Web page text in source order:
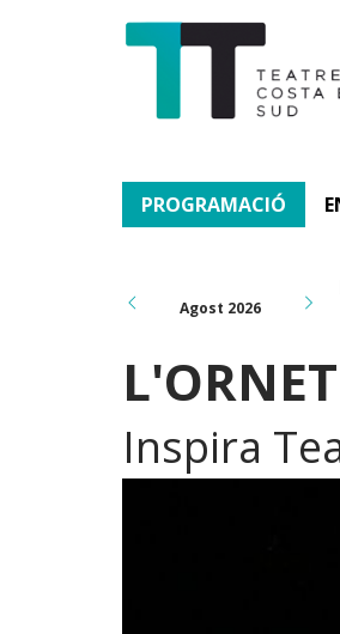
PROGRAMACIÓ
Agost 2026
Inspira